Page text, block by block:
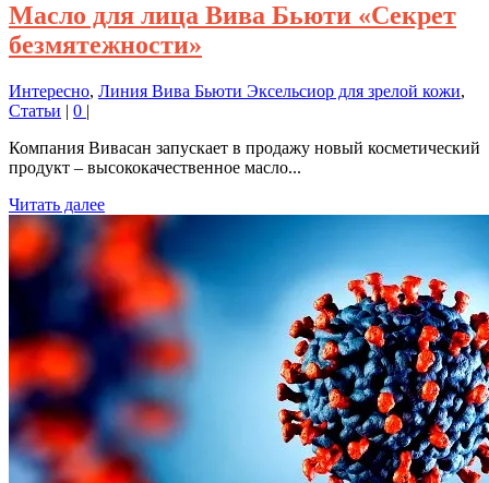
Масло для лица Вива Бьюти «Секрет
безмятежности»
Интересно, Линия Вива Бьюти Эксельсиор для зрелой кожи,
Статьи | 0 |
Компания Вивасан запускает в продажу новый косметический
продукт – высококачественное масло...
Читать далее